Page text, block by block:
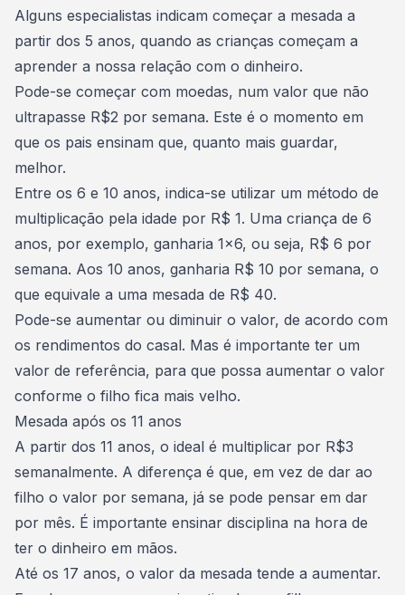
Alguns especialistas indicam começar a mesada a
partir dos 5 anos, quando as crianças começam a
aprender a nossa relação com o dinheiro.
Pode-se começar com moedas, num valor que não
ultrapasse R$2 por semana. Este é o momento em
que os pais ensinam que, quanto mais guardar,
melhor.
Entre os 6 e 10 anos, indica-se utilizar um método de
multiplicação pela idade por R$ 1. Uma criança de 6
anos, por exemplo, ganharia 1x6, ou seja, R$ 6 por
semana. Aos 10 anos, ganharia R$ 10 por semana, o
que equivale a uma mesada de R$ 40.
Pode-se aumentar ou diminuir o valor, de acordo com
os rendimentos do casal. Mas é importante ter um
valor de referência, para que possa aumentar o valor
conforme o filho fica mais velho.
Mesada após os 11 anos
A partir dos 11 anos, o ideal é multiplicar por R$3
semanalmente. A diferença é que, em vez de dar ao
filho o valor por semana, já se pode pensar em dar
por mês. É importante ensinar disciplina na hora de
ter o dinheiro em mãos.
Até os 17 anos, o valor da mesada tende a aumentar.